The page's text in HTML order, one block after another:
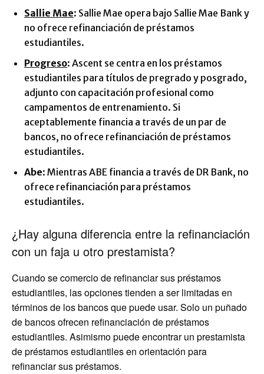
Sallie Mae: Sallie Mae opera bajo Sallie Mae Bank y
no ofrece refinanciación de préstamos
estudiantiles.
Progreso: Ascent se centra en los préstamos
estudiantiles para títulos de pregrado y posgrado,
adjunto con capacitación profesional como
campamentos de entrenamiento. Si
aceptablemente financia a través de un par de
bancos, no ofrece refinanciación de préstamos
estudiantiles.
Abe: Mientras ABE financia a través de DR Bank, no
ofrece refinanciación para préstamos
estudiantiles.
¿Hay alguna diferencia entre la refinanciación
con un faja u otro prestamista?
Cuando se comercio de refinanciar sus préstamos
estudiantiles, las opciones tienden a ser limitadas en
términos de los bancos que puede usar. Solo un puñado
de bancos ofrecen refinanciación de préstamos
estudiantiles. Asimismo puede encontrar un prestamista
de préstamos estudiantiles en orientación para
refinanciar sus préstamos.